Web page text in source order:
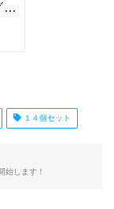
１４個セット
始します！